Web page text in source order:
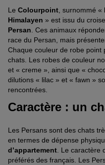
Le Colourpoint, surnommé «
Himalayen » est issu du
Persan. Ces animaux
race du Persan, mais
Chaque couleur de robe
chats. Les robes de couleur
et « creme », ainsi que «
dilutions « lilac » et « fawn »
rencontrées.
Caractère : un
Les Persans sont des chats
en termes de dépense
d’appartement . Le caractère
préférés des français. Les